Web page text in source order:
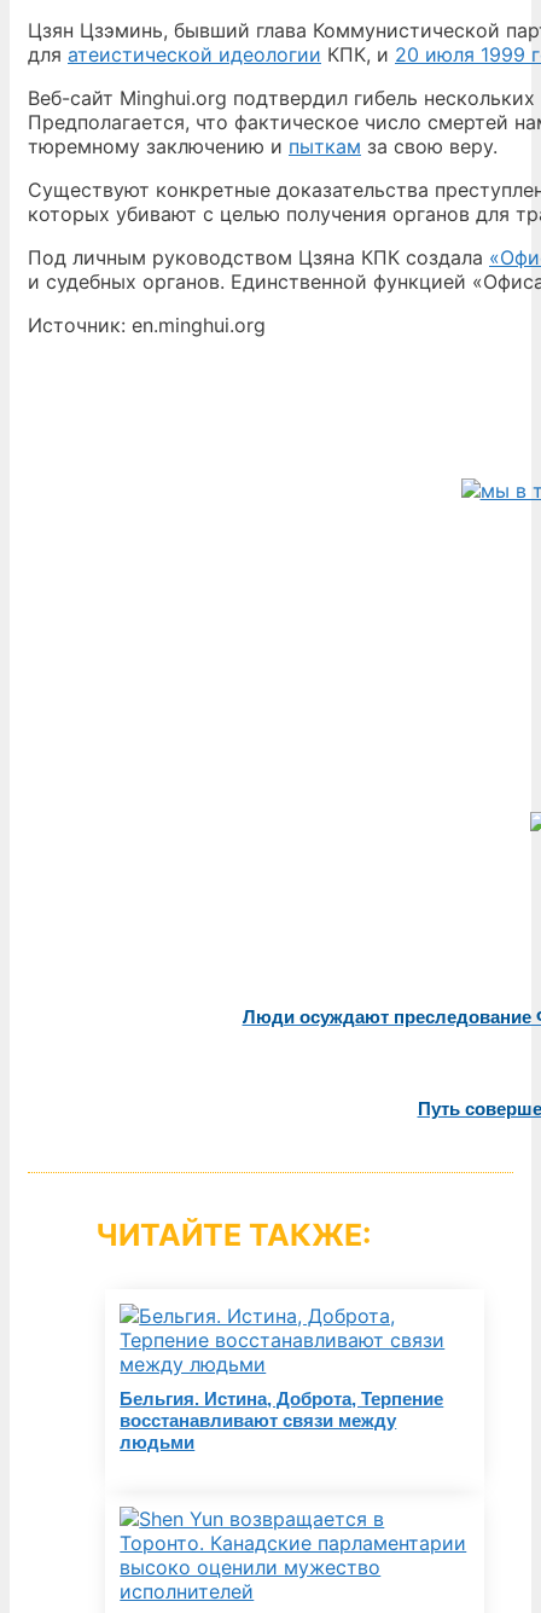
Цзян Цзэминь, бывший глава Коммунистической
для атеистической идеологии КПК, и 20 июля 1999
Веб-сайт Minghui.org подтвердил гибель
Предполагается, что фактическое число смертей
тюремному заключению и пыткам за свою веру.
Существуют конкретные доказательства
которых убивают с целью получения органов для
Под личным руководством Цзяна КПК создала
и судебных органов. Единственной функцией
Источник: en.minghui.org
Люди осуждают преследование
Путь
ЧИТАЙТЕ ТАКЖЕ:
Бельгия. Истина, Доброта, Терпение
восстанавливают связи между
людьми